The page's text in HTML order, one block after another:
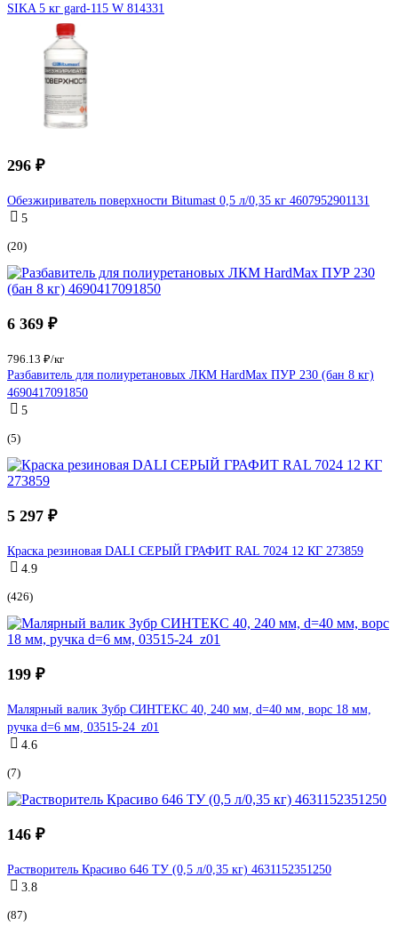
SIKA 5 кг gard-115 W 814331
296 ₽
Обезжириватель поверхности Bitumast 0,5 л/0,35 кг 4607952901131
5
(20)
6 369 ₽
796.13 ₽/кг
Разбавитель для полиуретановых ЛКМ HardMax ПУР 230 (бан 8 кг)
4690417091850
5
(5)
5 297 ₽
Краска резиновая DALI СЕРЫЙ ГРАФИТ RAL 7024 12 КГ 273859
4.9
(426)
199 ₽
Малярный валик Зубр СИНТЕКС 40, 240 мм, d=40 мм, ворс 18 мм,
ручка d=6 мм, 03515-24_z01
4.6
(7)
146 ₽
Растворитель Красиво 646 ТУ (0,5 л/0,35 кг) 4631152351250
3.8
(87)